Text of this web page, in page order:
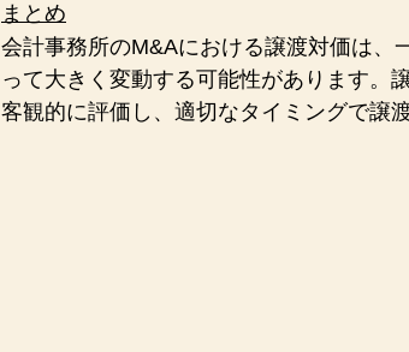
まとめ
会計事務所のM&Aにおける譲渡対価は、
って大きく変動する可能性があります。
客観的に評価し、適切なタイミングで譲